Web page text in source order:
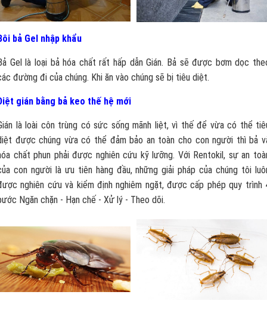
bả Gel nhập khẩu
Gel là loại bả hóa chất rất hấp dẫn Gián. Bả sẽ được bơm dọc
đường đi của chúng. Khi ăn vào chúng sẽ bị tiêu diệt.
gián bằng bả keo thế hệ mới
là loài côn trùng có sức sống mãnh liệt, vì thế để vừa có thể
được chúng vừa có thể đảm bảo an toàn cho con người thì bả
chất phun phải được nghiên cứu kỹ lưỡng. Với Rentokil, sự an
con người là ưu tiên hàng đầu, những giải pháp của chúng tôi
nghiên cứu và kiểm định nghiêm ngặt, được cấp phép quy trình
Ngăn chặn - Hạn chế - Xử lý - Theo dõi.